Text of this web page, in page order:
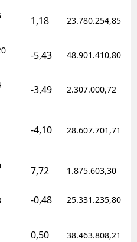
1,18 23.780.254,85
-5,43 48.901.410,80
-3,49 2.307.000,72
-4,10 28.607.701,71
7,72 1.875.603,30
-0,48 25.331.235,80
0,50 38.463.808,21